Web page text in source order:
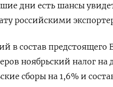
дни есть шансы
российскими
в состав предстоящего
ноябрьский налог
сборы на 1,6% и